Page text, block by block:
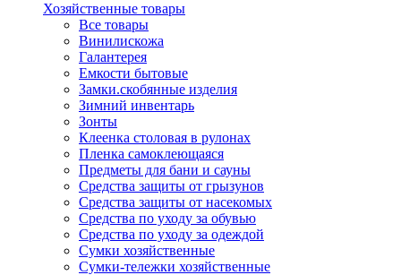
Хозяйственные товары
Все товары
Винилискожа
Галантерея
Емкости бытовые
Замки.скобянные изделия
Зимний инвентарь
Зонты
Клеенка столовая в рулонах
Пленка самоклеющаяся
Предметы для бани и сауны
Средства защиты от грызунов
Средства защиты от насекомых
Средства по уходу за обувью
Средства по уходу за одеждой
Сумки хозяйственные
Сумки-тележки хозяйственные